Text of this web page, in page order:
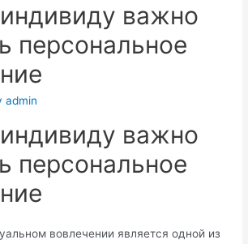
важно
персональное
admin
важно
персональное
вовлечении является одной из